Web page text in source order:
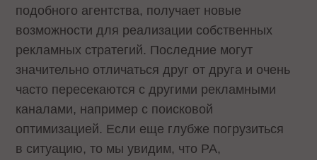
подобного агентства, получает новые
возможности для реализации собственных
рекламных стратегий. Последние могут
значительно отличаться друг от друга и очень
часто пересекаются с другими рекламными
каналами, например с поисковой
оптимизацией. Если еще глубже погрузиться
в ситуацию, то мы увидим, что РА,